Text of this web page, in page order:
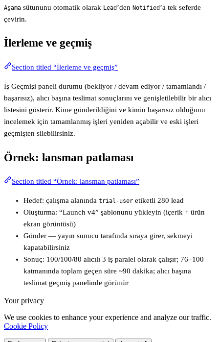
Aşama sütununu otomatik olarak Lead ’den Notified ’a tek seferde
çevirin.
İlerleme ve geçmiş
Section titled “İlerleme ve geçmiş”
İş Geçmişi paneli durumu (bekliyor / devam ediyor / tamamlandı /
başarısız), alıcı başına teslimat sonuçlarını ve genişletilebilir bir alıcı
listesini gösterir. Kime gönderildiğini ve kimin başarısız olduğunu
incelemek için tamamlanmış işleri yeniden açabilir ve eski işleri
geçmişten silebilirsiniz.
Örnek: lansman patlaması
Section titled “Örnek: lansman patlaması”
Hedef: çalışma alanında trial-user etiketli 280 lead
Oluşturma: “Launch v4” şablonunu yükleyin (içerik + ürün
ekran görüntüsü)
Gönder — yayın sunucu tarafında sıraya girer, sekmeyi
kapatabilirsiniz
Sonuç: 100/100/80 alıcılı 3 iş paralel olarak çalışır; 76–100
katmanında toplam geçen süre ~90 dakika; alıcı başına
teslimat geçmiş panelinde görünür
Your privacy
We use cookies to enhance your experience and analyze our traffic.
Cookie Policy